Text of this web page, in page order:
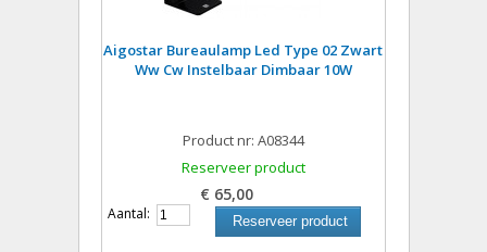
Aigostar Bureaulamp Led Type 02 Zwart
Ww Cw Instelbaar Dimbaar 10W
Product nr: A08344
Reserveer product
€ 65,00
Aantal: Reserveer product